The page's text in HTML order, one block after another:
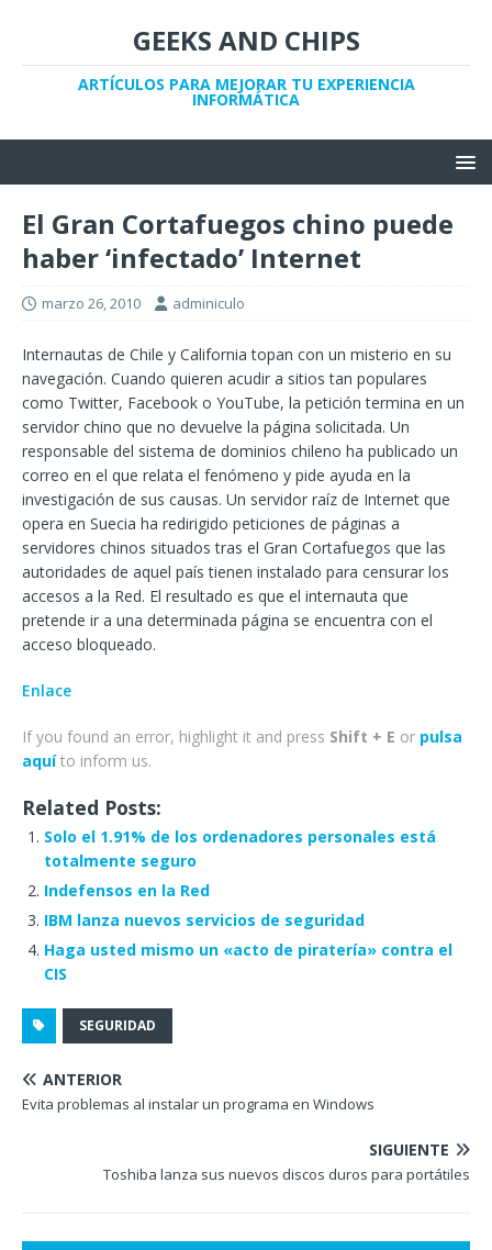
GEEKS AND CHIPS
ARTÍCULOS PARA MEJORAR TU EXPERIENCIA
INFORMÁTICA
El Gran Cortafuegos chino puede
haber ‘infectado’ Internet
marzo 26, 2010 adminiculo
Internautas de Chile y California topan con un misterio en su
navegación. Cuando quieren acudir a sitios tan populares
como Twitter, Facebook o YouTube, la petición termina en un
servidor chino que no devuelve la página solicitada. Un
responsable del sistema de dominios chileno ha publicado un
correo en el que relata el fenómeno y pide ayuda en la
investigación de sus causas. Un servidor raíz de Internet que
opera en Suecia ha redirigido peticiones de páginas a
servidores chinos situados tras el Gran Cortafuegos que las
autoridades de aquel país tienen instalado para censurar los
accesos a la Red. El resultado es que el internauta que
pretende ir a una determinada página se encuentra con el
acceso bloqueado.
Enlace
If you found an error, highlight it and press Shift + E or pulsa
aquíto inform us.
Related Posts:
Solo el 1.91% de los ordenadores personales está
totalmente seguro
Indefensos en la Red
IBM lanza nuevos servicios de seguridad
Haga usted mismo un «acto de piratería» contra el
CIS
SEGURIDAD
ANTERIOR
Evita problemas al instalar un programa en Windows
SIGUIENTE
Toshiba lanza sus nuevos discos duros para portátiles